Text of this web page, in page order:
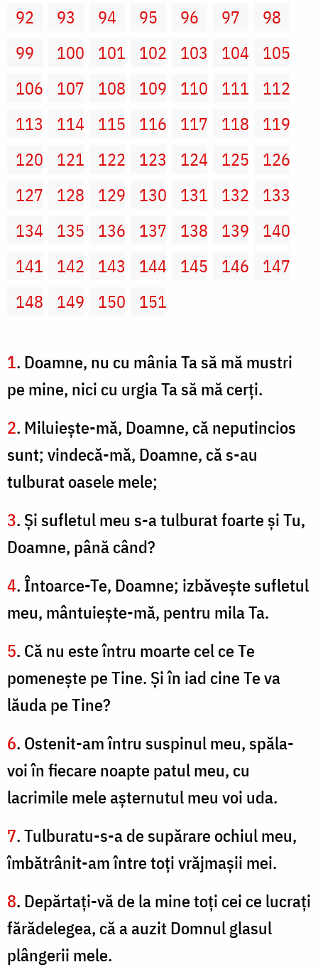
92
93 94 95 96 97
98
99
100 101 102 103 104
105
106
107 108 109 110 111
112
113
114 115 116 117 118
119
120
121 122 123 124 125
126
127
128 129 130 131 132
133
134
135 136 137 138 139
140
141
142 143 144 145 146
147
148
149 150 151
1. Doamne, nu cu mânia Ta să mă mustri
pe mine, nici cu urgia Ta să mă cerţi.
2. Miluieşte-mă, Doamne, că neputincios
sunt; vindecă-mă, Doamne, că s-au
tulburat oasele mele;
3. Şi sufletul meu s-a tulburat foarte şi Tu,
Doamne, până când?
4. Întoarce-Te, Doamne; izbăveşte sufletul
meu, mântuieşte-mă, pentru mila Ta.
5. Că nu este întru moarte cel ce Te
pomeneşte pe Tine. Şi în iad cine Te va
lăuda pe Tine?
6. Ostenit-am întru suspinul meu, spăla-
voi în fiecare noapte patul meu, cu
lacrimile mele aşternutul meu voi uda.
7. Tulburatu-s-a de supărare ochiul meu,
îmbătrânit-am între toţi vrăjmaşii mei.
8. Depărtaţi-vă de la mine toţi cei ce lucraţi
fărădelegea, că a auzit Domnul glasul
plângerii mele.